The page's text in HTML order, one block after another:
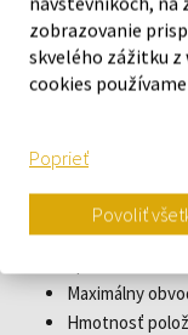
Pohlavie:
Korunka:
Sklo:
Štýl: Potápač
Farba remienka:
Šírka nožičiek:
Maximálny
Hmotnosť
zobrazovanie
skvelého zážitku z
cookies
Poprieť
Povoliť